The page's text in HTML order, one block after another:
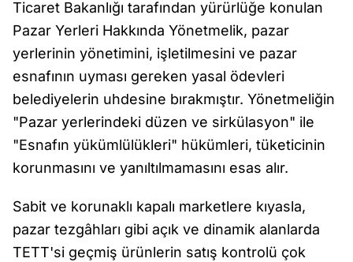
Ticaret Bakanlığı tarafından yürürlüğe konulan
Pazar Yerleri Hakkında Yönetmelik, pazar
yerlerinin yönetimini, işletilmesini ve pazar
esnafının uyması gereken yasal ödevleri
belediyelerin uhdesine bırakmıştır. Yönetmeliğin
"Pazar yerlerindeki düzen ve sirkülasyon" ile
"Esnafın yükümlülükleri" hükümleri, tüketicinin
korunmasını ve yanıltılmamasını esas alır.
Sabit ve korunaklı kapalı marketlere kıyasla,
pazar tezgâhları gibi açık ve dinamik alanlarda
TETT'si geçmiş ürünlerin satış kontrolü çok